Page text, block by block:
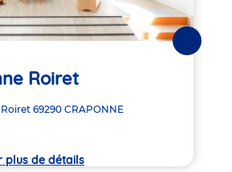
Roiret
Roiret 69290 CRAPONNE
plus de détails